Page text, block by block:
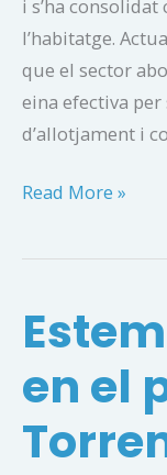
i s’ha consolidat
l’habitatge.
que el sector
eina efectiva
d’allotjament i
Projecte
enfortint
cohabitatge
social
i
Read More »
en el